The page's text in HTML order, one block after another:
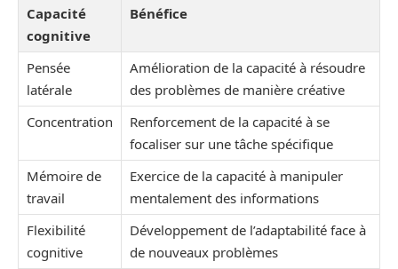
Capacité
cognitive
Bénéfice
Pensée
latérale
Amélioration de la capacité à résoudre
des problèmes de manière créative
Concentration
Renforcement de la capacité à se
focaliser sur une tâche spécifique
Mémoire de
travail
Exercice de la capacité à manipuler
mentalement des informations
Flexibilité
cognitive
Développement de l’adaptabilité face à
de nouveaux problèmes